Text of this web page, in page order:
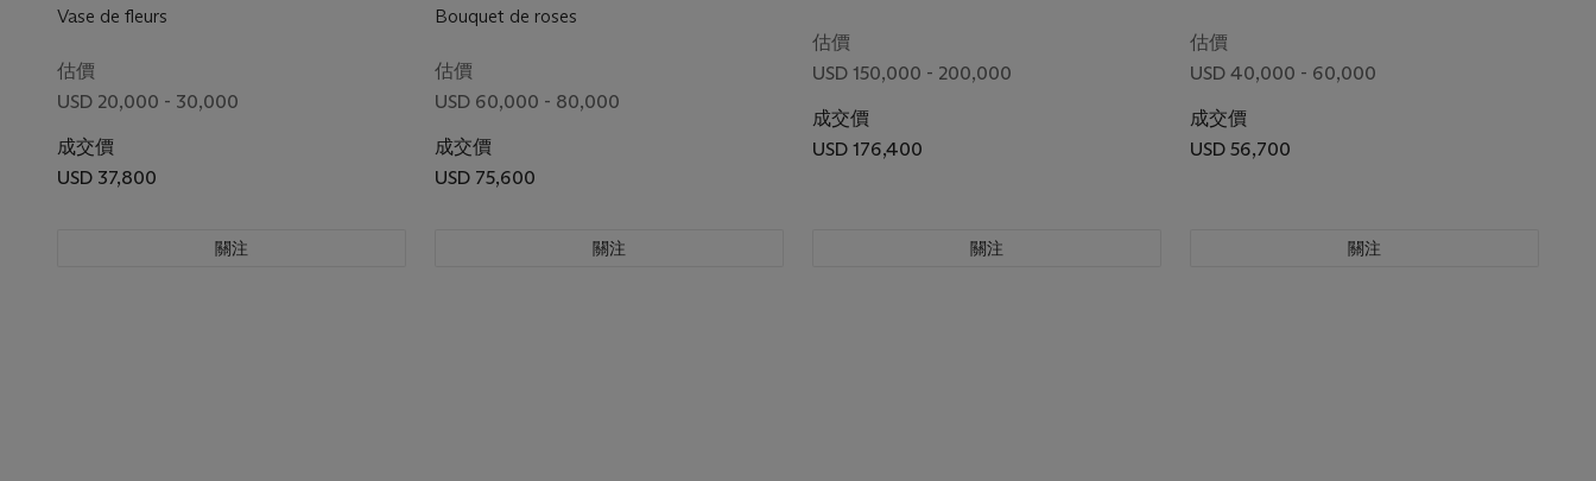
Vase de fleurs
估價
USD 20,000 - 30,000
成交價
USD 37,800
關注
Bouquet de roses
估價
USD 60,000 - 80,000
成交價
USD 75,600
關注
估價
USD 150,000 - 200,000
成交價
USD 176,400
關注
估價
USD 40,000 - 60,000
成交價
USD 56,700
關注